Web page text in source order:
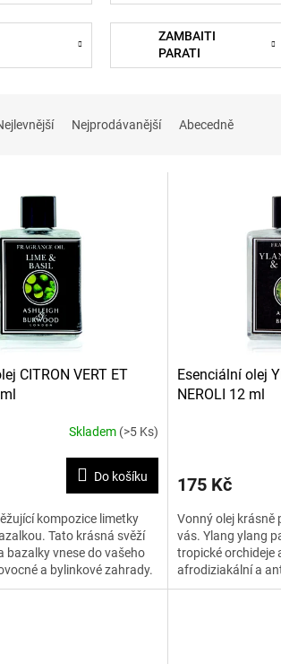
ZAMBAITI
PARATI
Nejprodávanější Abecedně
CITRON VERT ET
Skladem (>5 Ks)
Do košíku
kompozice limetky
Tato krásná svěží
bazalky vnese do vašeho
a bylinkové zahrady.
Esenciální olej
NEROLI 12 ml
175 Kč
Vonný olej krásně
vás. Ylang ylang
tropické orchideje
afrodiziakální a
Tato sladká,...